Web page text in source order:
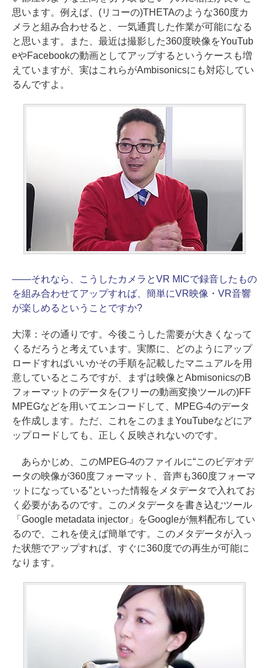
思います。例えば、(リコーの)THETAのような360度カ
メラと組み合わせると、一気通貫した作業が可能になる
と思います。また、最近は撮影した360度映像をYouTub
eやFacebookの動画としてアップするというケースも増
えていますが、実はこれらがAmbisonicsにも対応してい
るんですよ。
――それなら、こうしたカメラとVR MICで録音したもの
を組み合わせてアップすれば、簡単にVR映像・VR音響
が楽しめるということですか?
大澤： その通りです。今後こうした需要が大きくなって
くるだろうと考えています。実際に、どのようにアップ
ロードすればいいかその手順を記載したマニュアルを用
意しているところですが、まずは映像とAbmisonicsのB
フォーマットのデータを(フリーの動画変換ツールの)FF
MPEGなどを用いてエンコードして、MPEG-4のデータ
を作成します。ただ、これをこのままYouTubeなどにア
ップロードしても、正しく反映されないのです。
あらかじめ、このMPEG-4のファイルに“このビデオデ
ータの映像が360度フォーマット、音声も360度フォーマ
ットになっている”といった情報をメタデータで入れてお
く必要があるのです。このメタデータを書き込むツール
「Google metadata injector」をGoogleが無料配布してい
るので、これを使えば簡単です。このメタデータが入っ
た状態でアップすれば、すぐに360度での再生が可能に
なります。